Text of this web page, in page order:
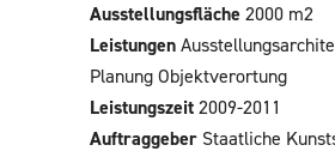
Ausstellungsfläche 2000 m2
Leistungen
Planung Objektverortung
Leistungszeit2009-2011
Auftraggeber Staatliche